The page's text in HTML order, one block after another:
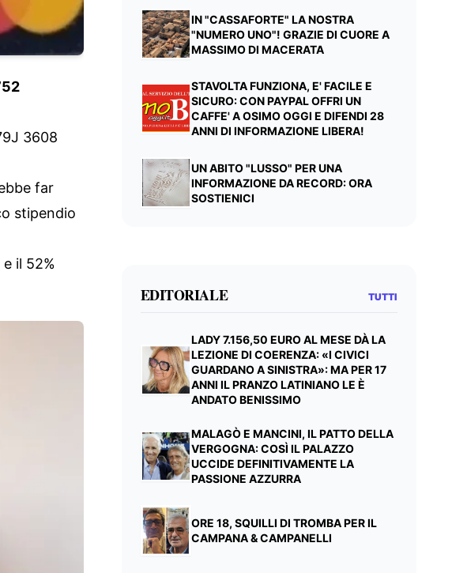
3608
far
stipendio
il 52%
IN "CASSAFORTE" LA NOSTRA
"NUMERO UNO"! GRAZIE DI CUORE A
MASSIMO DI MACERATA
STAVOLTA FUNZIONA, E' FACILE E
SICURO: CON PAYPAL OFFRI UN
CAFFE' A OSIMO OGGI E DIFENDI 28
ANNI DI INFORMAZIONE LIBERA!
UN ABITO "LUSSO" PER UNA
INFORMAZIONE DA RECORD: ORA
SOSTIENICI
EDITORIALE TUTTI
LADY 7.156,50 EURO AL MESE DÀ LA
LEZIONE DI COERENZA: «I CIVICI
GUARDANO A SINISTRA»: MA PER 17
ANNI IL PRANZO LATINIANO LE È
ANDATO BENISSIMO
MALAGÒ E MANCINI, IL PATTO DELLA
VERGOGNA: COSÌ IL PALAZZO
UCCIDE DEFINITIVAMENTE LA
PASSIONE AZZURRA
ORE 18, SQUILLI DI TROMBA PER IL
CAMPANA & CAMPANELLI